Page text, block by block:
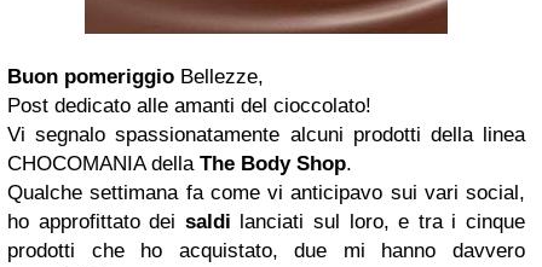
Buon pomeriggio Bellezze,
Post dedicato alle amanti del cioccolato!
Vi segnalo spassionatamente alcuni prodotti della linea
CHOCOMANIA della The Body Shop.
Qualche settimana fa come vi anticipavo sui vari social,
ho approfittato dei saldi lanciati sul loro, e tra i cinque
prodotti che ho acquistato, due mi hanno davvero